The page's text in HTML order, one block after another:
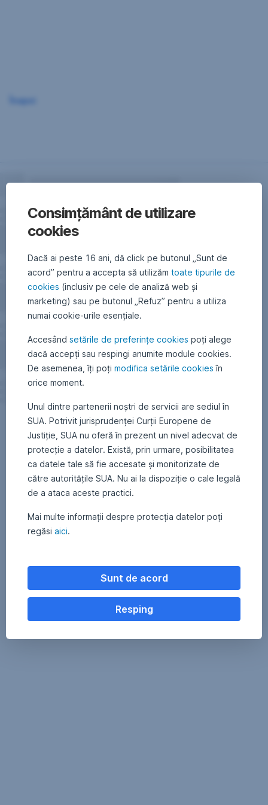
Înapoi
Consimțământ de utilizare
cookies
Dacă ai peste 16 ani, dă click pe butonul „Sunt de
acord” pentru a accepta să utilizăm toate tipurile de
cookies (inclusiv pe cele de analiză web și
marketing) sau pe butonul „Refuz” pentru a utiliza
numai cookie-urile esențiale.
Accesând setările de preferințe cookies poți alege
dacă accepți sau respingi anumite module cookies.
De asemenea, îți poți modifica setările cookies în
orice moment.
Unul dintre partenerii noștri de servicii are sediul în
SUA. Potrivit jurisprudenței Curții Europene de
Justiție, SUA nu oferă în prezent un nivel adecvat de
protecție a datelor. Există, prin urmare, posibilitatea
ca datele tale să fie accesate și monitorizate de
către autoritățile SUA. Nu ai la dispoziție o cale legală
de a ataca aceste practici.
Mai multe informații despre protecția datelor poți
regăsi aici.
Sunt de acord
Resping